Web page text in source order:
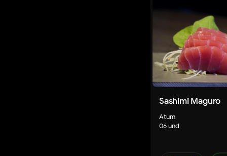
remove
Sashimi Maguro
Atum
06 und